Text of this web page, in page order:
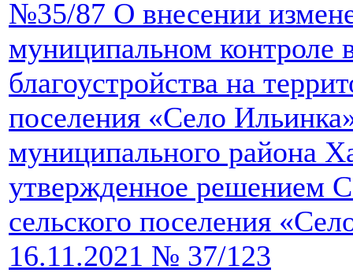
№35/87 О внесении
муниципальном контроле
благоустройства на
поселения «Село
муниципального района
утвержденное решением
сельского поселения
16.11.2021 № 37/123